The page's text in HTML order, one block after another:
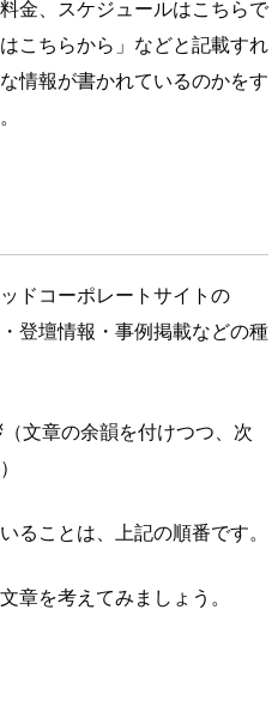
金、スケジュールはこちらで
こちらから」などと記載すれ
情報が書かれているのかをす
ドコーポレートサイトの
登壇情報・事例掲載などの種
文章の余韻を付けつつ、次
ることは、上記の順番です。
章を考えてみましょう。